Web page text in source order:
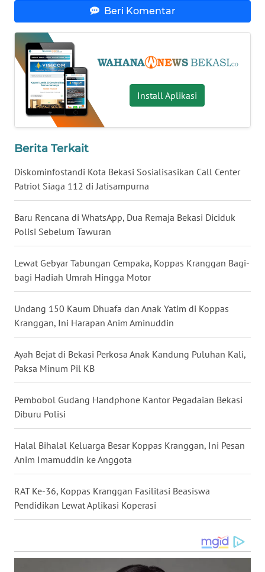
Beri Komentar
Install Aplikasi
Berita Terkait
Diskominfostandi Kota Bekasi Sosialisasikan Call Center
Patriot Siaga 112 di Jatisampurna
Baru Rencana di WhatsApp, Dua Remaja Bekasi Diciduk
Polisi Sebelum Tawuran
Lewat Gebyar Tabungan Cempaka, Koppas Kranggan Bagi-
bagi Hadiah Umrah Hingga Motor
Undang 150 Kaum Dhuafa dan Anak Yatim di Koppas
Kranggan, Ini Harapan Anim Aminuddin
Ayah Bejat di Bekasi Perkosa Anak Kandung Puluhan Kali,
Paksa Minum Pil KB
Pembobol Gudang Handphone Kantor Pegadaian Bekasi
Diburu Polisi
Halal Bihalal Keluarga Besar Koppas Kranggan, Ini Pesan
Anim Imamuddin ke Anggota
RAT Ke-36, Koppas Kranggan Fasilitasi Beasiswa
Pendidikan Lewat Aplikasi Koperasi
WN
MALUKU
WN
MALUT
WN
DAIRI
DANAU
TOBA
WN
LANGKAT
TAPANULI
SELATAN
WN
TANJUNG
LESUNG
WN
KARO
WN
WN
TAPANULI